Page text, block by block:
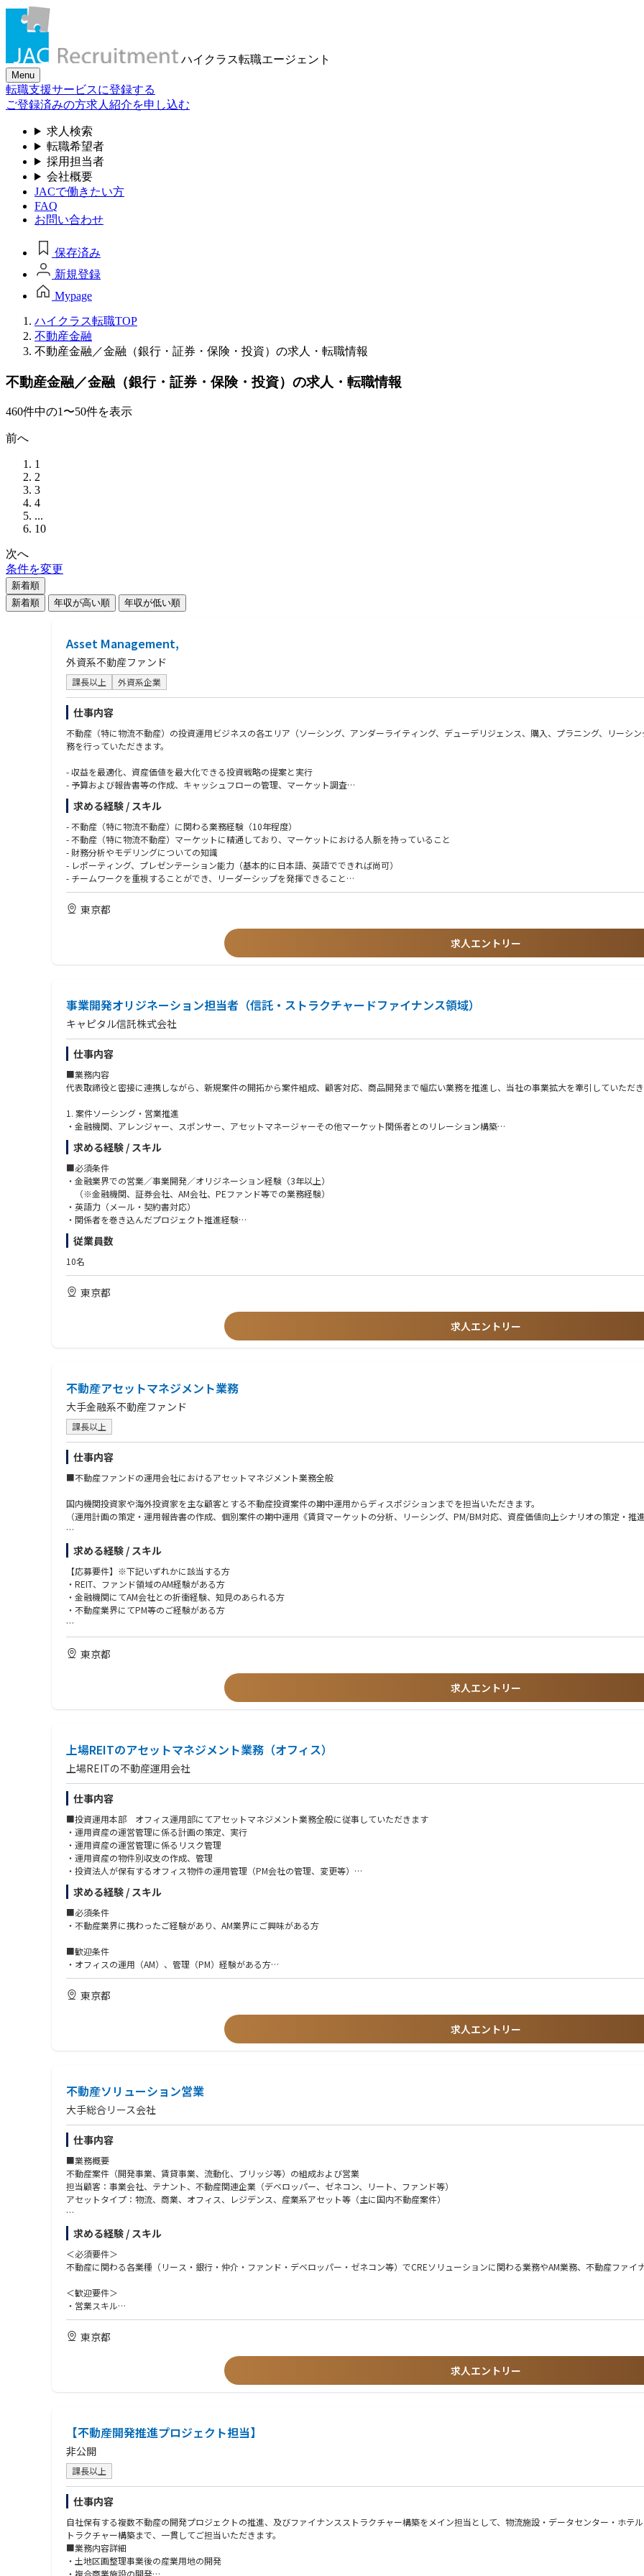
ハイクラス転職エージェント
Menu
転職支援サービスに登録する
ご登録済みの方求人紹介を申し込む
求人検索
転職希望者
採用担当者
会社概要
JACで働きたい方
FAQ
お問い合わせ
保存済み
新規登録
Mypage
ハイクラス転職TOP
不動産金融
不動産金融／金融（銀行・証券・保険・投資）の求人・転職情報
不動産金融／金融（銀行・証券・保険・投資）の求人・転職情報
460件中の1〜50件を表示
前へ
1
2
3
4
...
10
次へ
条件を変更
新着順
新着順
年収が高い順 年収が低い順
Asset Management,
外資系不動産ファンド
課長以上 外資系企業
仕事内容
不動産（特に物流不動産）の投資運用ビジネスの各エリア（ソーシング、アンダーライティング、デューデリジェンス、購入、プラニング、リーシ
務を行っていただきます。
- 収益を最適化、資産価値を最大化できる投資戦略の提案と実行
- 予算および報告書等の作成、キャッシュフローの管理、マーケット調査
- 物流不動産の商品企画、リーシング業務（直接営業、仲介会社との連携）
- 本社および投資家へのレポーティング
- 社内各部署（プロパティマネジメント、開発、ファイナンス部門など）との調整
- チーム内のジュニアメンバーの指導、サポート
求める経験 / スキル
- 不動産（特に物流不動産）に関わる業務経験（10年程度）
- 不動産（特に物流不動産）マーケットに精通しており、マーケットにおける人脈を持っていること
- 財務分析やモデリングについての知識
- レポーティング、プレゼンテーション能力（基本的に日本語、英語でできれば尚可）
- チームワークを重視することができ、リーダーシップを発揮できること
- コンプライアンスを順守できること
東京都
求人エントリー
事業開発オリジネーション担当者（信託・ストラクチャードファイナンス領域）
キャピタル信託株式会社
仕事内容
■業務内容
代表取締役と密接に連携しながら、新規案件の開拓から案件組成、顧客対応、商品開発まで幅広い業務を推進し、当社の事業拡大を牽引していただ
1. 案件ソーシング・営業推進
・金融機関、アレンジャー、スポンサー、アセットマネージャーその他マーケット関係者とのリレーション構築
・新規顧客開拓及び新規案件の獲得
・営業戦略の企画、立案及び実行
2. ストラクチャリング・提案業務
・顧客ニーズの把握及び各種ソリューションの提案
・信託スキーム及び取引ストラクチャーの検討
・受託条件の調整並びに手数料提案書等の作成
・商品内容、リスク及び契約条件に関する説明
・社内関係部署との案件受託条件及び受託可否の調整
・顧客デューデリジェンス（CDD/KYC）及び取引適合性確認の実施
・案件受託に必要な社内承認手続の推進
4. クライアントリレーション
・問い合わせ対応、苦情対応その他顧客サポート
・法務・コンプライアンス部門と連携した新サービスの導入検討
・新規事業及び事業拡大施策の推進
■ポジションの魅力
・代表取締役直下のポジションとして業務を推進できる
・信託・証券化・ストラクチャードファイナンス分野における高度な専門性を身につけられる
・営業のみならず商品開発や事業開発にも関与できる
・金融機関、スポンサー、アセットマネージャー等の幅広いマーケット参加者とのネットワークを構築できる
■同社の特徴
【主要顧客】
証券化取引、LBOファイナンス、プロジェクトファイナンス、証券リパッケージ商品などを組成する国内外の金融機関や、オフィス、住宅、ホテル
アセットへ投資する国内外の大手アセットマネージャーを主要顧客としています。
【業務の補足】
本ポジションでは、こうした顧客およびそのアドバイザーと密接に連携しながら、案件の組成段階からクロージング、受託後の資産管理、プロジ
客ごとに異なる課題やニーズを深く理解し、社内外の専門家と協働しながら最適な信託スキームやソリューションを提案・実現していく、提案力と
国内外の大手金融機関、プライベートエクイティファンド、アセットマネージャーを顧客として、証券化、LBOファイナンス、プロジェクトファ
求める経験 / スキル
■必須条件
・金融業界での営業／事業開発／オリジネーション経験（3年以上）
（※金融機関、証券会社、AM会社、PEファンド等での業務経験）
・英語力（メール・契約書対応）
・関係者を巻き込んだプロジェクト推進経験
・高い提案・交渉力と案件推進力
■歓迎条件
・信託スキーム・信託商品の知識・経験
・シンジケートローン等のファイナンス実務経験
・金融分野への知的好奇心と学習意欲がある方
・顧客志向で信頼関係を構築できる方
・高いコンプライアンス意識を持つ方
・変化を楽しみ、事業成長に貢献できる方
従業員数
10名
東京都
求人エントリー
不動産アセットマネジメント業務
大手金融系不動産ファンド
課長以上
仕事内容
■不動産ファンドの運用会社におけるアセットマネジメント業務全般
国内機関投資家や海外投資家を主な顧客とする不動産投資案件の期中運用からディスポジションまでを担当いただきます。
（運用計画の策定・運用報告書の作成、個別案件の期中運用《賃貸マーケットの分析、リーシング、PM/BM対応、資産価値向上シナリオの策定・
・フロント
NOI難易度高案件の実行・旗振り、売却、リファイナンス、投資家対応をメインにご対応いただきます
・ミドル
運用報告、計画実行、売却リファイナンス時のドキュメンサポートなどをメインにご対応いただきます
求める経験 / スキル
【応募要件】※下記いずれかに該当する方
・REIT、ファンド領域のAM経験がある方
・金融機関にてAM会社との折衝経験、知見のあられる方
・不動産業界にてPM等のご経験がある方
【歓迎要件】
・私募ファンドでのAM経験者
東京都
求人エントリー
上場REITのアセットマネジメント業務（オフィス）
上場REITの不動産運用会社
仕事内容
■投資運用本部 オフィス運用部にてアセットマネジメント業務全般に従事していただきます
・運用資産の運営管理に係る計画の策定、実行
・運用資産の運営管理に係るリスク管理
・運用資産の物件別収支の作成、管理
・投資法人が保有するオフィス物件の運用管理（PM会社の管理、変更等）
・物件における工事等の予算策定、予実管理
・物件実査、鑑定業者やER業者との折衝、調査立会い等
■組織構成
（部長クラス１名、シニアマネージャー・マネージャー計４名、担当者2名、事務（他部署と兼任）2名）
求める経験 / スキル
■必須条件
・不動産業界に携わったご経験があり、AM業界にご興味がある方
■歓迎条件
・オフィスの運用（AM）、管理（PM）経験がある方
・宅建、不動産証券化マスター、ビル経営管理士の資格保有者
東京都
求人エントリー
不動産ソリューション営業
大手総合リース会社
仕事内容
■業務概要
不動産案件（開発事業、賃貸事業、流動化、ブリッジ等）の組成および営業
担当顧客：事業会社、テナント、不動産関連企業（デベロッパー、ゼネコン、リート、ファンド等）
アセットタイプ：物流、商業、オフィス、レジデンス、産業系アセット等（主に国内不動産案件）
①開発事業
・顧客・事業パートナーと協働し、土地を取得または借受け、建物を開発、保有、売却する事業の組成および営業業務
②賃貸事業
・顧客・事業パートナーと協働し、既存収益不動産を取得、保有、売却する事業の組成および営業業務
・顧客の会計・財務ニーズ等に基き、顧客所有不動産を取得・賃貸するスキーム組成および営業
④ブリッジ
・REIT、ファンド等にウェアハウジング機能を提供するスキーム組成および営業
①顧客のCRE戦略 (不動産売却、有効活用ニーズ等) に対する不動産ソリューション提案
④ 事業パートナー（デベロッパー等）との共同事業組成に関する営業、交渉
⑤不動産デューデリジェンス業務（物理調査、法務調査、経済性・流動性調査）
⑥ドキュメンテーションの作成、対外調整
⑦契約・決済等のクロージング作業
求める経験 / スキル
＜必須要件＞
不動産に関わる各業種（リース・銀行・仲介・ファンド・デベロッパー・ゼネコン等）でCREソリューションに関わる業務やAM業務、不動産ファイ
＜歓迎要件＞
・営業スキル
・アクイジション経験
・不動産のキャッシュフローに関する知識
・不動産ファイナンスに関するスキル
東京都
求人エントリー
【不動産開発推進プロジェクト担当】
非公開
課長以上
仕事内容
自社保有する複数不動産の開発プロジェクトの推進、及びファイナンスストラクチャー構築をメイン担当として、物流施設・データセンター・ホテ
トラクチャー構築まで、一貫してご担当いただきます。
■業務内容詳細
・土地区画整理事業後の産業用地の開発